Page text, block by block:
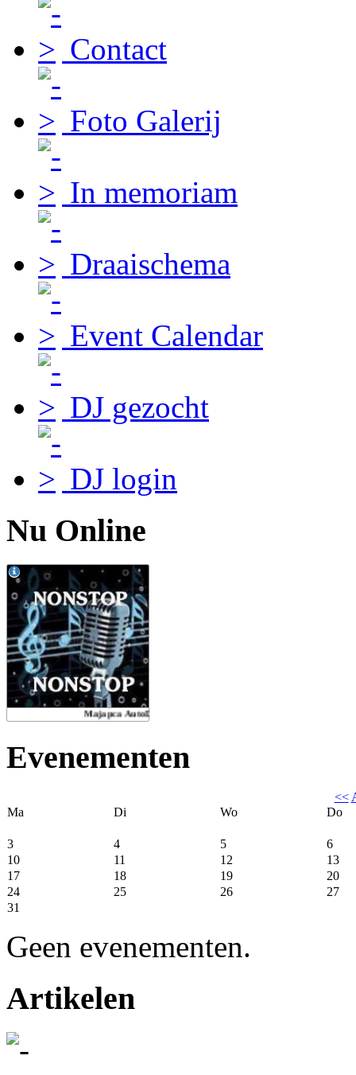
Contact
Foto Galerij
In memoriam
Draaischema
Event Calendar
DJ gezocht
DJ login
Nu Online
Evenementen
<<
Ma
Di Wo Do
3 4 5
6
10
11 12
13
17
18 19
20
24
25 26
27
31
Geen evenementen.
Artikelen